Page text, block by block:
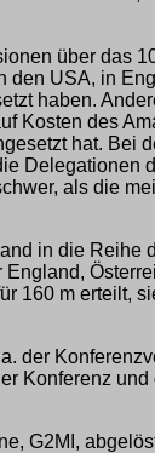
über das
USA, in
haben.
Kosten des
hat. Bei
Delegationen
als die
in die Reihe
160 m erteilt,
der
Konferenz
G2MI,